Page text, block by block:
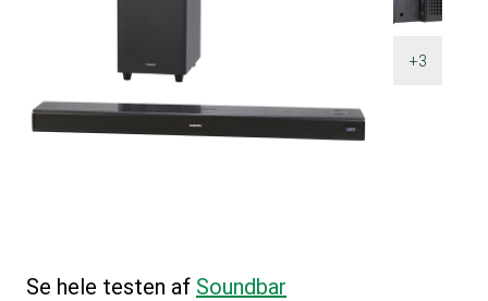
+3
Se hele testen af Soundbar